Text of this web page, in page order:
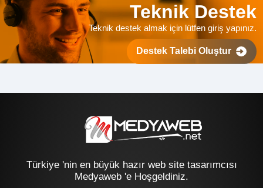
Teknik Destek
Teknik destek almak için lütfen giriş yapınız.
Destek Talebi Oluştur
Türkiye 'nin en büyük hazır web site tasarımcısı
Medyaweb 'e Hoşgeldiniz.